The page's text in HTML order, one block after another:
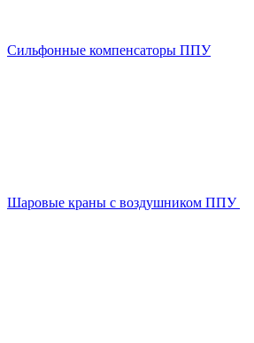
Сильфонные компенсаторы ППУ
Шаровые краны с воздушником ППУ